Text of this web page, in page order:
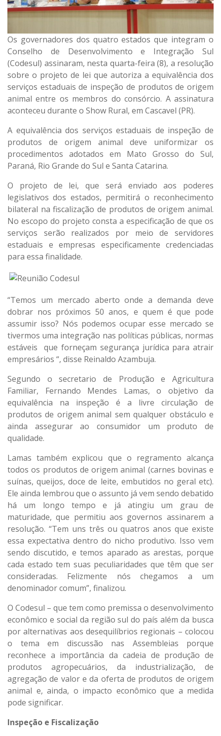
Os governadores dos quatro estados que integram o
Conselho de Desenvolvimento e Integração Sul
(Codesul) assinaram, nesta quarta-feira (8), a resolução
sobre o projeto de lei que autoriza a equivalência dos
serviços estaduais de inspeção de produtos de origem
animal entre os membros do consórcio. A assinatura
aconteceu durante o Show Rural, em Cascavel (PR).
A equivalência dos serviços estaduais de inspeção de
produtos de origem animal deve uniformizar os
procedimentos adotados em Mato Grosso do Sul,
Paraná, Rio Grande do Sul e Santa Catarina.
O projeto de lei, que será enviado aos poderes
legislativos dos estados, permitirá o reconhecimento
bilateral na fiscalização de produtos de origem animal.
No escopo do projeto consta a especificação de que os
serviços serão realizados por meio de servidores
estaduais e empresas especificamente credenciadas
para essa finalidade.
“Temos um mercado aberto onde a demanda deve
dobrar nos próximos 50 anos, e quem é que pode
assumir isso? Nós podemos ocupar esse mercado se
tivermos uma integração nas políticas públicas, normas
estáveis que forneçam segurança jurídica para atrair
empresários “, disse Reinaldo Azambuja.
Segundo o secretario de Produção e Agricultura
Familiar, Fernando Mendes Lamas, o objetivo da
equivalência na inspeção é a livre circulação de
produtos de origem animal sem qualquer obstáculo e
ainda assegurar ao consumidor um produto de
qualidade.
Lamas também explicou que o regramento alcança
todos os produtos de origem animal (carnes bovinas e
suínas, queijos, doce de leite, embutidos no geral etc).
Ele ainda lembrou que o assunto já vem sendo debatido
há um longo tempo e já atingiu um grau de
maturidade, que permitiu aos governos assinarem a
resolução. “Tem uns três ou quatros anos que existe
essa expectativa dentro do nicho produtivo. Isso vem
sendo discutido, e temos aparado as arestas, porque
cada estado tem suas peculiaridades que têm que ser
consideradas. Felizmente nós chegamos a um
denominador comum”, finalizou.
O Codesul – que tem como premissa o desenvolvimento
econômico e social da região sul do país além da busca
por alternativas aos desequilíbrios regionais – colocou
o tema em discussão nas Assembleias porque
reconhece a importância da cadeia de produção de
produtos agropecuários, da industrialização, de
agregação de valor e da oferta de produtos de origem
animal e, ainda, o impacto econômico que a medida
pode significar.
Inspeção e Fiscalização